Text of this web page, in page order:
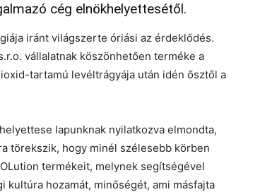
cég elnökhelyettesétől.
iránt világszerte óriási az érdeklődés.
vállalatnak köszönhetően terméke a
tartamú levéltrágyája után idén ősztől a
lapunknak nyilatkozva elmondta,
törekszik, hogy minél szélesebb körben
termékeit, melynek segítségével
hozamát, minőségét, ami másfajta